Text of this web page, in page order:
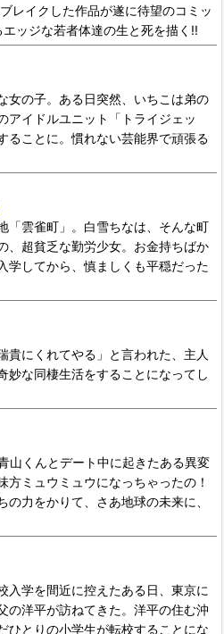
レイクした作品が遂に待望のコミッ
ッジな若者体達の生と死を描く!!
女の子。ある日突然、いちこは弟の
アイドルユニット「トライジェッ
ることに。慣れない芸能界で頑張る
「雲雀町」。白雪ちなは、そんな町
、超貧乏な勤労少女。お金持ちばか
学してから、慎ましくも平穏だった
貴にくれてやる」と言われた、主人
妙な同棲生活をすることになってし
山くんとデート中に起きたある異変
方ミュウミュウになっちゃったの！
の力をかりて、さあ地球の未来に、
入学を間近に控えたある日、東京に
の洋平が訪ねてきた。洋平の住む沖
ひとりの小学生が転校することにな